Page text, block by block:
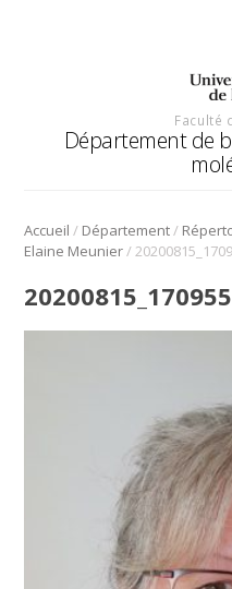
Faculté
Département de
Accueil / Département/
Elaine Meunier/
20200815_170955